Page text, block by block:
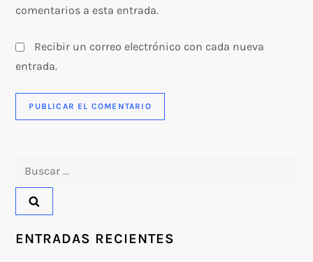
s
comentarios a esta entrada.
Recibir un correo electrónico con cada nueva
entrada.
ENTRADAS RECIENTES